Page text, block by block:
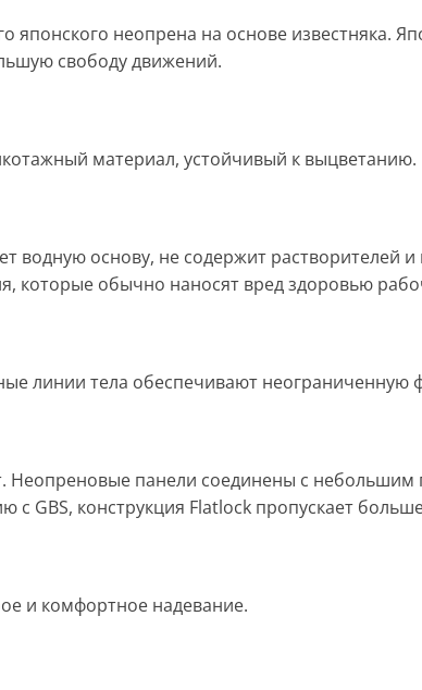
японского неопрена на основе известняка.
свободу движений.
материал, устойчивый к выцветанию.
водную основу, не содержит растворителей
которые обычно наносят вред здоровью
линии тела обеспечивают неограниченную
Неопреновые панели соединены с
с GBS, конструкция Flatlock пропускает
и комфортное надевание.